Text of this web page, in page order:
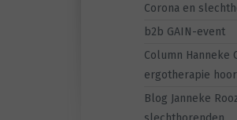
Corona en
b2b GAIN-event
Column Hanneke
ergotherapie
Blog Janneke